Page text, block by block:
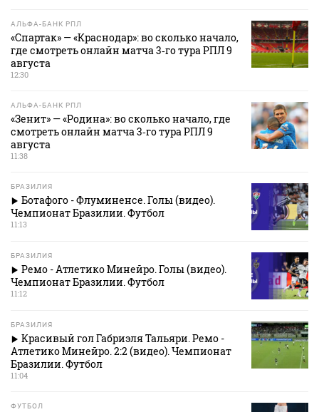
АЛЬФА-БАНК РПЛ
«Спартак» — «Краснодар»: во сколько начало,
где смотреть онлайн матча 3‑го тура РПЛ 9
августа
12:30
АЛЬФА-БАНК РПЛ
«Зенит» — «Родина»: во сколько начало, где
смотреть онлайн матча 3‑го тура РПЛ 9
августа
11:38
БРАЗИЛИЯ
Ботафого - Флуминенсе. Голы (видео).
Чемпионат Бразилии. Футбол
11:13
БРАЗИЛИЯ
Ремо - Атлетико Минейро. Голы (видео).
Чемпионат Бразилии. Футбол
11:12
БРАЗИЛИЯ
Красивый гол Габриэля Тальяри. Ремо -
Атлетико Минейро. 2:2 (видео). Чемпионат
Бразилии. Футбол
11:04
ФУТБОЛ